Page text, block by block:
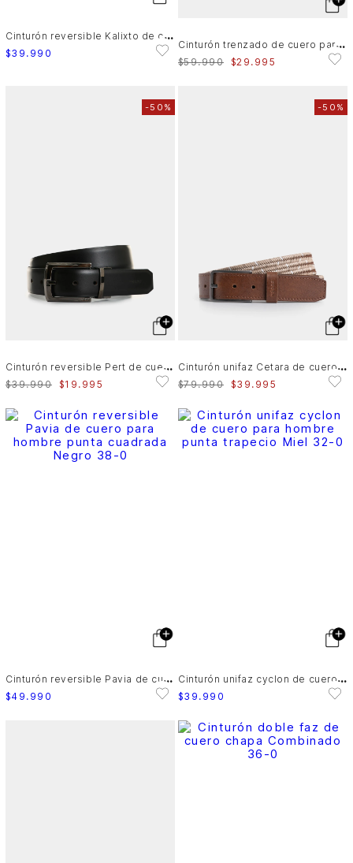
C
inturón reversible Kalixto de cuero para hombre atemporal
$39 . 990
C
inturón trenzado de cuero para hombre Faro
$59.990 $29 . 995
-50%
C
inturón reversible Pert de cuero para hombre abombado
$39.990 $19 . 995
-50%
C
inturón unifaz Cetara de cuero para hombre trenzado
$79.990 $39 . 995
C
inturón reversible Pavia de cuero para hombre punta cuadrada
$49 . 990
C
inturón unifaz cyclon de cuero para hombre punta trapecio
$39 . 990